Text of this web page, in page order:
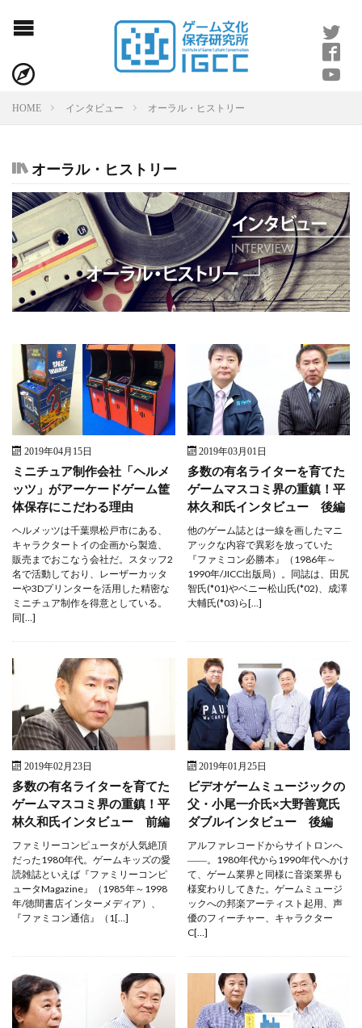
HOME インタビュー オーラル・ヒストリー
オーラル・ヒストリー
2019年04月15日
ミニチュア制作会社「ヘルメ
ッツ」がアーケードゲーム筐
体保存にこだわる理由
ヘルメッツは千葉県松戸市にある、
キャラクタートイの企画から製造、
販売までおこなう会社だ。スタッフ2
名で活動しており、レーザーカッタ
ーや3Dプリンターを活用した精密な
ミニチュア制作を得意としている。
同[…]
2019年03月01日
多数の有名ライターを育てた
ゲームマスコミ界の重鎮！平
林久和氏インタビュー 後編
他のゲーム誌とは一線を画したマニ
アックな内容で異彩を放っていた
『ファミコン必勝本』（1986年～
1990年/JICC出版局）。同誌は、田尻
智氏(*01)やベニー松山氏(*02)、成澤
大輔氏(*03)ら[…]
2019年02月23日
多数の有名ライターを育てた
ゲームマスコミ界の重鎮！平
林久和氏インタビュー 前編
ファミリーコンピュータが人気絶頂
だった1980年代。ゲームキッズの愛
読雑誌といえば『ファミリーコンピ
ュータMagazine』（1985年～1998
年/徳間書店インターメディア）、
『ファミコン通信』（1[…]
2019年01月25日
ビデオゲームミュージックの
父・小尾一介氏×大野善寛氏
ダブルインタビュー 後編
アルファレコードからサイトロンへ
――。1980年代から1990年代へかけ
て、ゲーム業界と同様に音楽業界も
様変わりしてきた。ゲームミュージ
ックへの邦楽アーティスト起用、声
優のフィーチャー、キャラクター
C[…]